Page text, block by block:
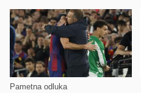
Pametna odluka